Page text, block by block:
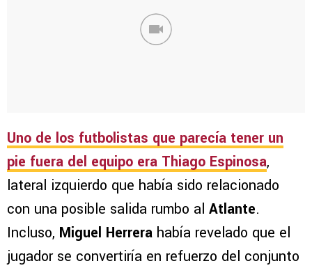
Uno de los futbolistas que parecía tener un
pie fuera del equipo era Thiago Espinosa,
lateral izquierdo que había sido relacionado
con una posible salida rumbo al Atlante.
Incluso, Miguel Herrera había revelado que el
jugador se convertiría en refuerzo del conjunto